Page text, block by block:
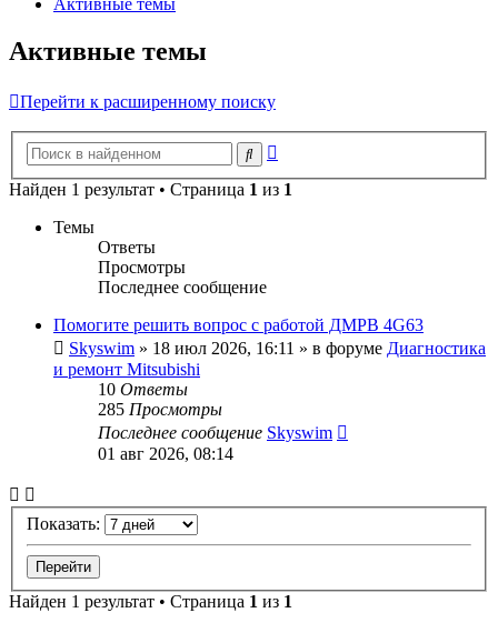
Активные темы
Активные темы
Перейти к расширенному поиску
Поиск
Найден 1 результат • Страница 1 из 1
Темы
Ответы
Просмотры
Последнее сообщение
Помогите решить вопрос с работой ДМРВ 4G63
Skyswim » 18 июл 2026, 16:11 » в форуме Диагностика
и ремонт Mitsubishi
10 Ответы
285 Просмотры
Последнее сообщение Skyswim
01 авг 2026, 08:14
Показать:
Найден 1 результат • Страница 1 из 1